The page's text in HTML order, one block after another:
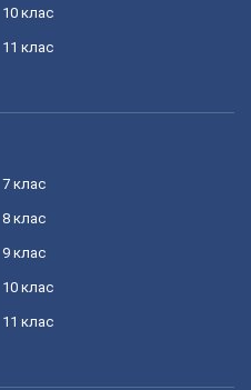
10 клас
11 клас
7 клас
8 клас
9 клас
10 клас
11 клас